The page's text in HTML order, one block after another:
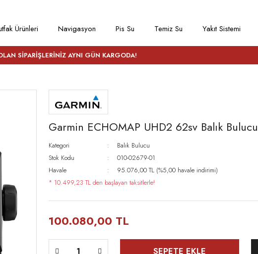
Ürünleri Navigasyon Pis Su Temiz Su Yakıt Sistemi
SİPARİŞLERİNİZ AYNI GÜN KARGODA!
Garmin ECHOMAP UHD2 62sv Balık Bulucu
Kategori
Balık Bulucu
Stok Kodu
010-02679-01
Havale
95.076,00 TL (%5,00 havale indirimi)
* 10.499,23 TL den başlayan taksitlerle!
100.080,00 TL
SEPETE EKLE